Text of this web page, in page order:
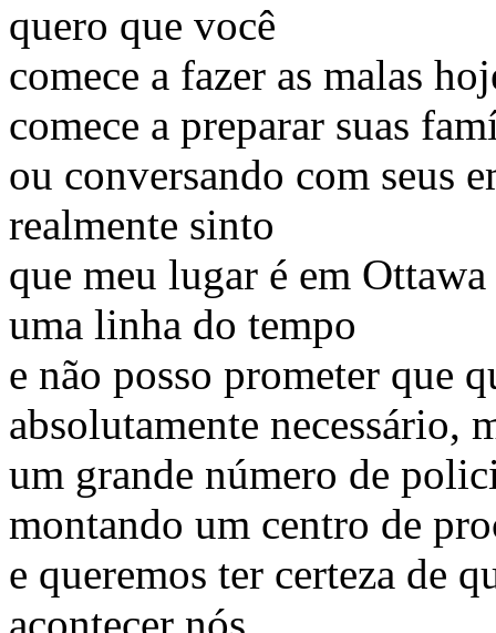
quero que você
comece a fazer as malas
comece a preparar suas
ou conversando com seus
realmente sinto
que meu lugar é em
uma linha do tempo
e não posso prometer que
absolutamente necessário,
um grande número de
montando um centro de
e queremos ter certeza de